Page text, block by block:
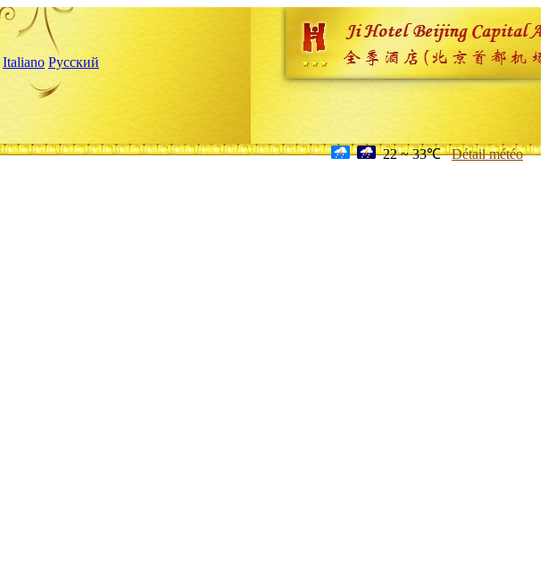
Italiano Русский
22 ~ 33℃ Détail météo